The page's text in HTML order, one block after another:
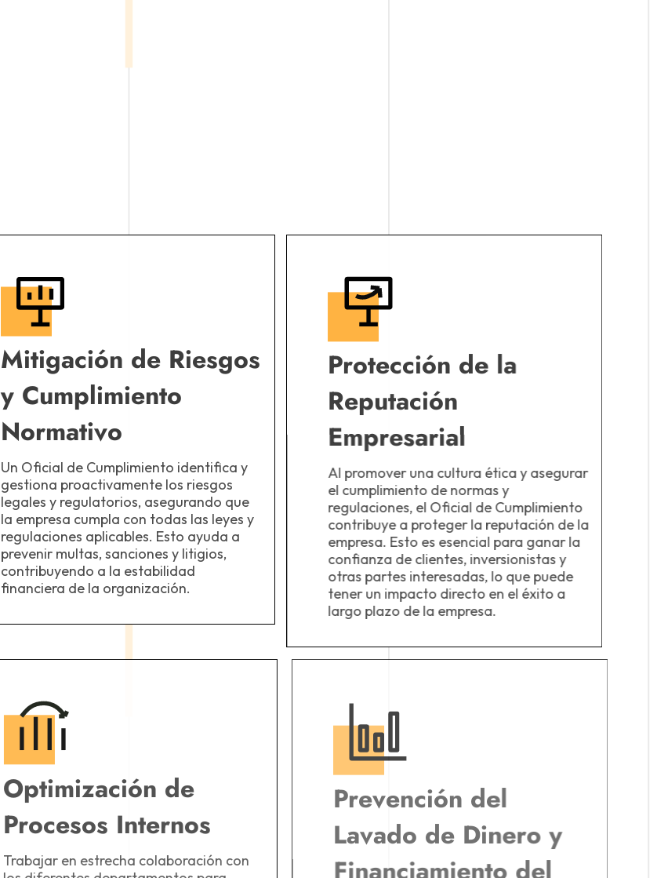
Mitigación de Riesgos
y Cumplimiento
Normativo
Un Oficial de Cumplimiento identifica y
gestiona proactivamente los riesgos
legales y regulatorios, asegurando que
la empresa cumpla con todas las leyes y
regulaciones aplicables. Esto ayuda a
prevenir multas, sanciones y litigios,
contribuyendo a la estabilidad
financiera de la organización.
Protección de la
Reputación
Empresarial
Al promover una cultura ética y asegurar
el cumplimiento de normas y
regulaciones, el Oficial de Cumplimiento
contribuye a proteger la reputación de la
empresa. Esto es esencial para ganar la
confianza de clientes, inversionistas y
otras partes interesadas, lo que puede
tener un impacto directo en el éxito a
largo plazo de la empresa.
Optimización de
Procesos Internos
Trabajar en estrecha colaboración con
Prevención del
Lavado de Dinero y
Financiamiento del